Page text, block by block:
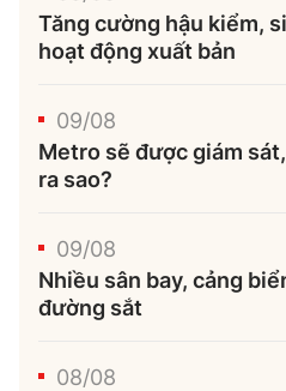
Tăng cường hậu kiểm,
hoạt động xuất bản
09/08
Metro sẽ được giám
ra sao?
09/08
Nhiều sân bay, cảng
đường sắt
08/08